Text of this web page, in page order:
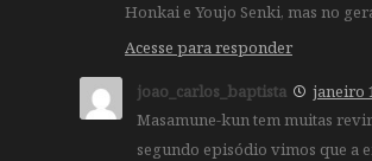
Honkai e Youjo Senki, mas no
Acesse para responder
joao_carlos_baptista
janeiro
Masamune-kun tem muitas
segundo episódio vimos que a